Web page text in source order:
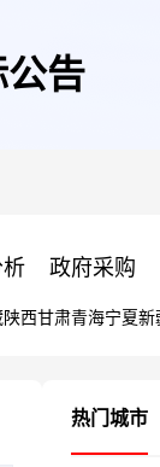
告
政府采购
陕西甘肃青海宁夏新
热门城市